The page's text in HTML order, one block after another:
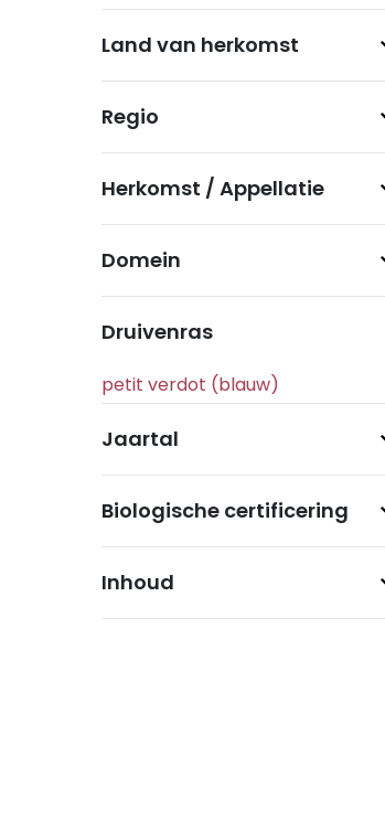
Land van herkomst
Regio
Herkomst / Appellatie
Domein
Druivenras
Jaartal
Biologische certificering
Inhoud